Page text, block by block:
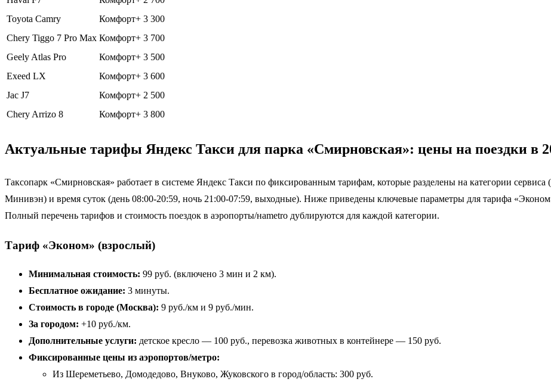
Toyota Camry
Комфорт+ 3 300
Chery Tiggo 7 Pro Max Комфорт+ 3 700
Geely Atlas Pro
Комфорт+ 3 500
Exeed LX
Комфорт+ 3 600
Jac J7
Комфорт+ 2 500
Chery Arrizo 8
Комфорт+ 3 800
Актуальные тарифы Яндекс Такси для парка «Смирновская»: цены на поездки в
Таксопарк «Смирновская» работает в системе Яндекс Такси по фиксированным тарифам, которые разделены на категории
Минивэн) и время суток (день 08:00-20:59, ночь 21:00-07:59, выходные). Ниже приведены ключевые параметры для тарифа
Полный перечень тарифов и стоимость поездок в аэропорты/наmetro дублируются для каждой категории.
Тариф «Эконом» (взрослый)
Минимальная стоимость: 99 руб. (включено 3 мин и 2 км).
Бесплатное ожидание: 3 минуты.
Стоимость в городе (Москва): 9 руб./км и 9 руб./мин.
За городом: +10 руб./км.
Дополнительные услуги: детское кресло — 100 руб., перевозка животных в контейнере — 150 руб.
Фиксированные цены из аэропортов/метро:
Из Шереметьево, Домодедово, Внуково, Жуковского в город/область: 300 руб.